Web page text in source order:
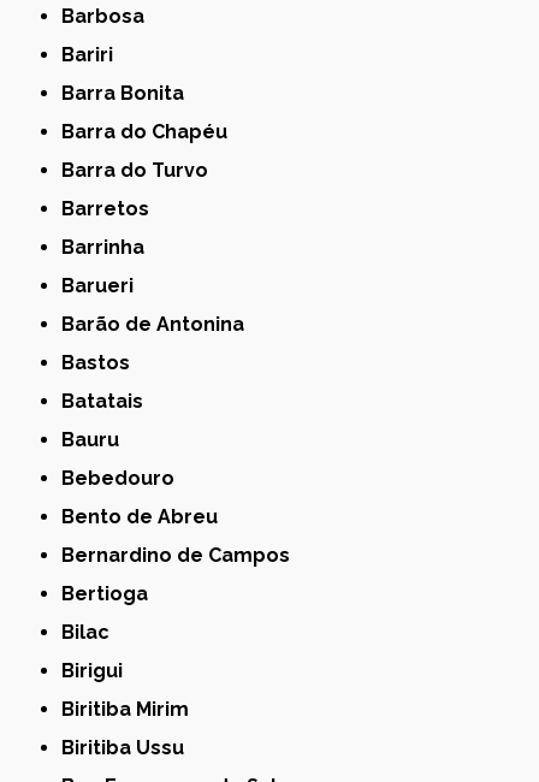
Barbosa
Bariri
Barra Bonita
Barra do Chapéu
Barra do Turvo
Barretos
Barrinha
Barueri
Barão de Antonina
Bastos
Batatais
Bauru
Bebedouro
Bento de Abreu
Bernardino de Campos
Bertioga
Bilac
Birigui
Biritiba Mirim
Biritiba Ussu